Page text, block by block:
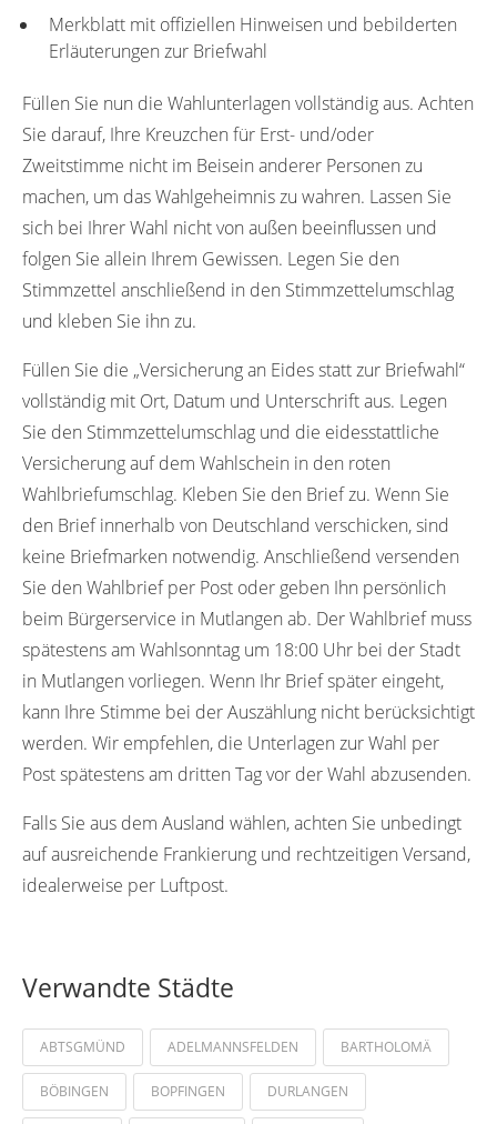
Merkblatt mit offiziellen Hinweisen und bebilderten
Erläuterungen zur Briefwahl
Füllen Sie nun die Wahlunterlagen vollständig aus. Achten
Sie darauf, Ihre Kreuzchen für Erst- und/oder
Zweitstimme nicht im Beisein anderer Personen zu
machen, um das Wahlgeheimnis zu wahren. Lassen Sie
sich bei Ihrer Wahl nicht von außen beeinflussen und
folgen Sie allein Ihrem Gewissen. Legen Sie den
Stimmzettel anschließend in den Stimmzettelumschlag
und kleben Sie ihn zu.
Füllen Sie die „Versicherung an Eides statt zur Briefwahl“
vollständig mit Ort, Datum und Unterschrift aus. Legen
Sie den Stimmzettelumschlag und die eidesstattliche
Versicherung auf dem Wahlschein in den roten
Wahlbriefumschlag. Kleben Sie den Brief zu. Wenn Sie
den Brief innerhalb von Deutschland verschicken, sind
keine Briefmarken notwendig. Anschließend versenden
Sie den Wahlbrief per Post oder geben Ihn persönlich
beim Bürgerservice in Mutlangen ab. Der Wahlbrief muss
spätestens am Wahlsonntag um 18:00 Uhr bei der Stadt
in Mutlangen vorliegen. Wenn Ihr Brief später eingeht,
kann Ihre Stimme bei der Auszählung nicht berücksichtigt
werden. Wir empfehlen, die Unterlagen zur Wahl per
Post spätestens am dritten Tag vor der Wahl abzusenden.
Falls Sie aus dem Ausland wählen, achten Sie unbedingt
auf ausreichende Frankierung und rechtzeitigen Versand,
idealerweise per Luftpost.
Verwandte Städte
ABTSGMÜND ADELMANNSFELDEN BARTHOLOMÄ
BÖBINGEN BOPFINGEN DURLANGEN